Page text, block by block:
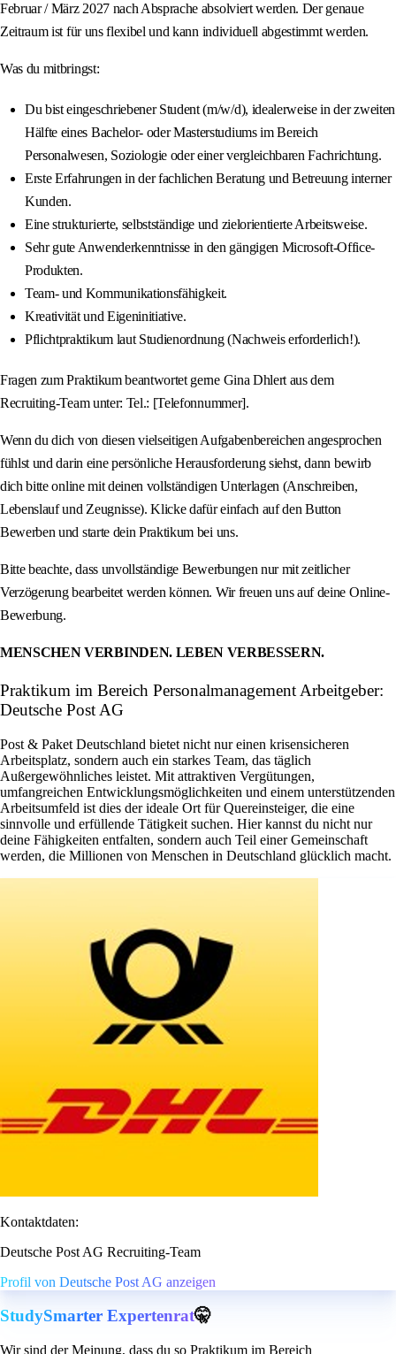
Februar / März 2027 nach Absprache absolviert werden. Der genaue
Zeitraum ist für uns flexibel und kann individuell abgestimmt werden.
Was du mitbringst:
Du bist eingeschriebener Student (m/w/d), idealerweise in der zweiten
Hälfte eines Bachelor- oder Masterstudiums im Bereich
Personalwesen, Soziologie oder einer vergleichbaren Fachrichtung.
Erste Erfahrungen in der fachlichen Beratung und Betreuung interner
Kunden.
Eine strukturierte, selbstständige und zielorientierte Arbeitsweise.
Sehr gute Anwenderkenntnisse in den gängigen Microsoft-Office-
Produkten.
Team- und Kommunikationsfähigkeit.
Kreativität und Eigeninitiative.
Pflichtpraktikum laut Studienordnung (Nachweis erforderlich!).
Fragen zum Praktikum beantwortet gerne Gina Dhlert aus dem
Recruiting-Team unter: Tel.: [Telefonnummer].
Wenn du dich von diesen vielseitigen Aufgabenbereichen angesprochen
fühlst und darin eine persönliche Herausforderung siehst, dann bewirb
dich bitte online mit deinen vollständigen Unterlagen (Anschreiben,
Lebenslauf und Zeugnisse). Klicke dafür einfach auf den Button
Bewerben und starte dein Praktikum bei uns.
Bitte beachte, dass unvollständige Bewerbungen nur mit zeitlicher
Verzögerung bearbeitet werden können. Wir freuen uns auf deine Online-
Bewerbung.
MENSCHEN VERBINDEN. LEBEN VERBESSERN.
Praktikum im Bereich Personalmanagement Arbeitgeber:
Deutsche Post AG
Post & Paket Deutschland bietet nicht nur einen krisensicheren
Arbeitsplatz, sondern auch ein starkes Team, das täglich
Außergewöhnliches leistet. Mit attraktiven Vergütungen,
umfangreichen Entwicklungsmöglichkeiten und einem unterstützenden
Arbeitsumfeld ist dies der ideale Ort für Quereinsteiger, die eine
sinnvolle und erfüllende Tätigkeit suchen. Hier kannst du nicht nur
deine Fähigkeiten entfalten, sondern auch Teil einer Gemeinschaft
werden, die Millionen von Menschen in Deutschland glücklich macht.
Kontaktdaten:
Deutsche Post AG Recruiting-Team
Profil von Deutsche Post AG anzeigen
StudySmarter Expertenrat🤫
Wir sind der Meinung, dass du so Praktikum im Bereich